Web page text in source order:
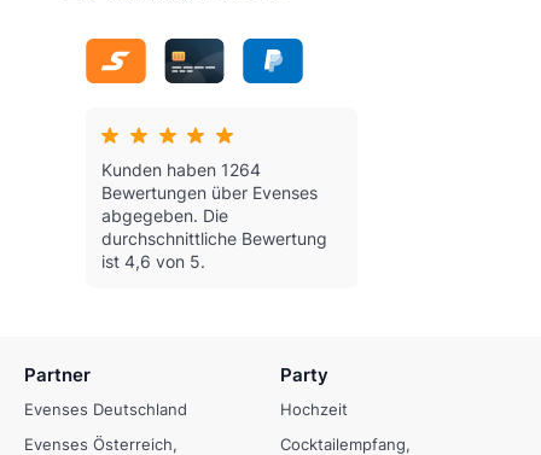
Kunden haben 1264
Bewertungen über Evenses
abgegeben. Die
durchschnittliche Bewertung
ist 4,6 von 5.
Partner
Evenses Deutschland
Evenses Österreich
Party
Hochzeit
Cocktailempfang